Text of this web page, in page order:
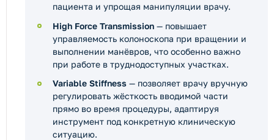
пациента и упрощая манипуляции врачу.
High Force Transmission — повышает
управляемость колоноскопа при вращении и
выполнении манёвров, что особенно важно
при работе в труднодоступных участках.
Variable Stiffness — позволяет врачу вручную
регулировать жёсткость вводимой части
прямо во время процедуры, адаптируя
инструмент под конкретную клиническую
ситуацию.